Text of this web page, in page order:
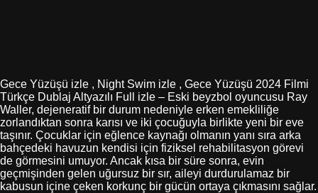
Gece Yüzüşü izle , Night Swim izle , Gece Yüzüşü 2024 Filmi
Türkçe Dublaj Altyazılı Full izle – Eski beyzbol oyuncusu Ray
Waller, dejeneratif bir durum nedeniyle erken emekliliğe
zorlandıktan sonra karısı ve iki çocuğuyla birlikte yeni bir eve
taşınır. Çocuklar için eğlence kaynağı olmanın yanı sıra arka
bahçedeki havuzun kendisi için fiziksel rehabilitasyon görevi
de görmesini umuyor. Ancak kısa bir süre sonra, evin
geçmişinden gelen uğursuz bir sır, aileyi durdurulamaz bir
kabusun içine çeken korkunç bir gücün ortaya çıkmasını sağlar.